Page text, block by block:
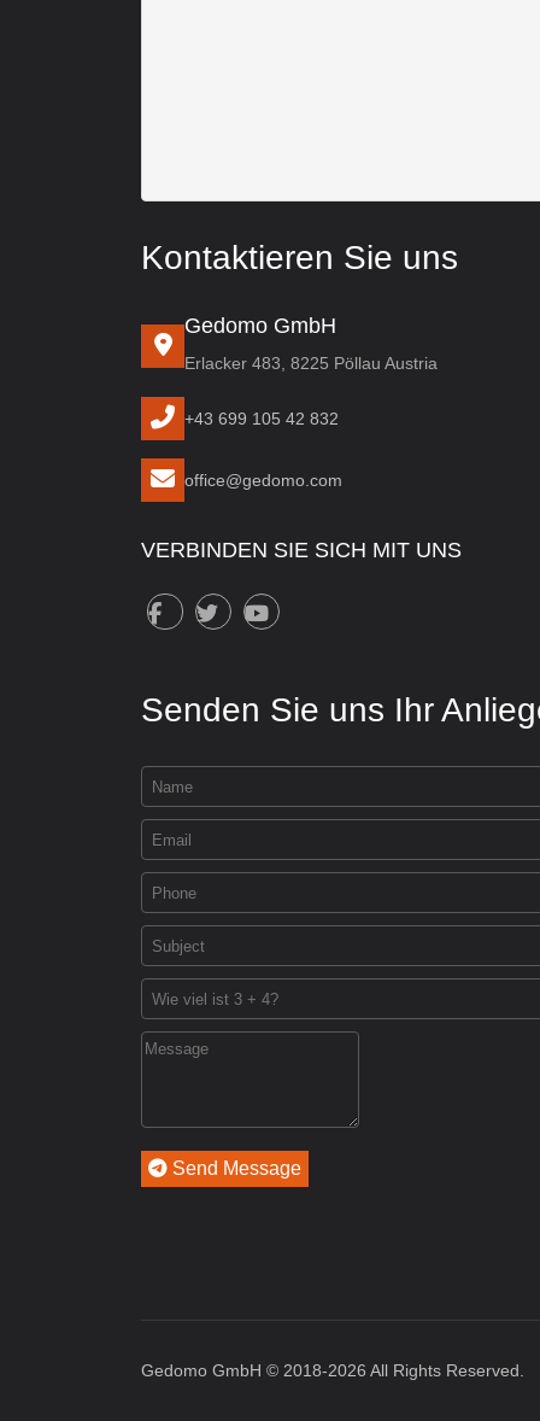
Kontaktieren Sie uns
Gedomo GmbH
Erlacker 483, 8225 Pöllau Austria
+43 699 105 42 832
office@gedomo.com
VERBINDEN SIE SICH MIT UNS
Senden Sie uns Ihr
Send Message
Gedomo GmbH © 2018-2026 All Rights Reserved.